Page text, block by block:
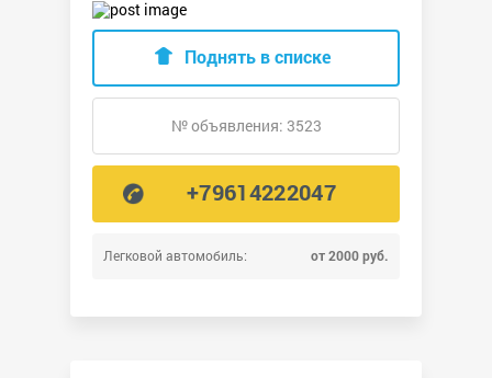
Легковой автомобиль: от 2000 руб.
Поднять в списке
№ объявления: 3523
+79614222047